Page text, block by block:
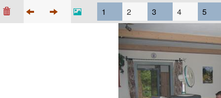
1 2 3 4 5